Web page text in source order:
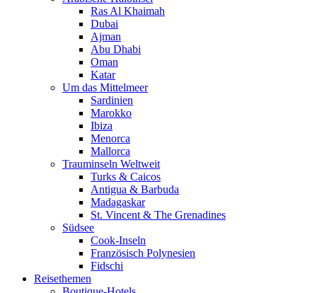
Ras Al Khaimah
Dubai
Ajman
Abu Dhabi
Oman
Katar
Um das Mittelmeer
Sardinien
Marokko
Ibiza
Menorca
Mallorca
Trauminseln Weltweit
Turks & Caicos
Antigua & Barbuda
Madagaskar
St. Vincent & The Grenadines
Südsee
Cook-Inseln
Französisch Polynesien
Fidschi
Reisethemen